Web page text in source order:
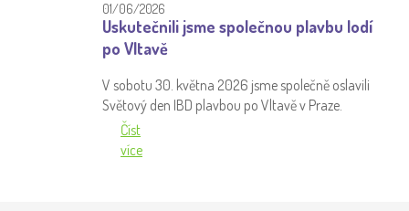
01/06/2026
Uskutečnili jsme společnou plavbu lodí
po Vltavě
V sobotu 30. května 2026 jsme společně oslavili
Světový den IBD plavbou po Vltavě v Praze.
Číst
více